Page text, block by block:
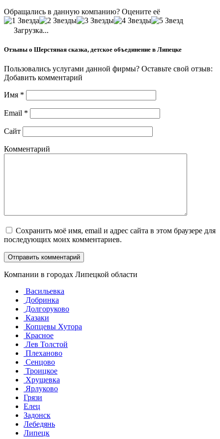
Обращались в данную компанию? Оцените её
Загрузка...
Отзывы о Шерстяная сказка, детское объединение в Липецке
Пользовались услугами данной фирмы? Оставьте свой отзыв:
Добавить комментарий
Имя *
Email *
Сайт
Комментарий
Сохранить моё имя, email и адрес сайта в этом браузере для
последующих моих комментариев.
Компании в городах Липецкой области
Васильевка
Добринка
Долгоруково
Казаки
Копцевы Хутора
Красное
Лев Толстой
Плеханово
Сенцово
Троицкое
Хрущевка
Ярлуково
Грязи
Елец
Задонск
Лебедянь
Липецк